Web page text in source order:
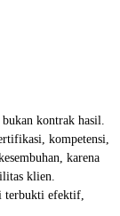
kontrak hasil.
kompetensi,
karena
klien.
terbukti efektif,